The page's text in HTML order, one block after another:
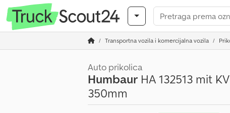
Transportna vozila i komercijalna vozila
Auto prikolica
Humbaur HA 132513 mit
350mm